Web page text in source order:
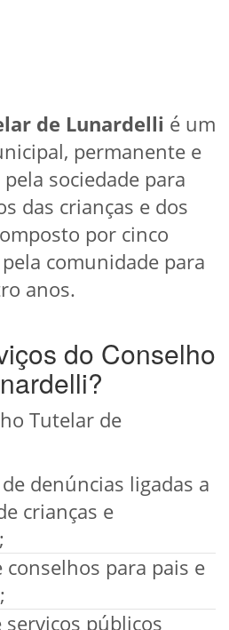
de Lunardelli é um
permanente e
sociedade para
das crianças e dos
por cinco
comunidade para
anos.
do Conselho
Tutelar de
denúncias ligadas a
crianças e
conselhos para pais e
serviços públicos